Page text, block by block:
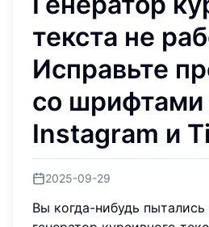
текста не
Исправьте
со шрифтами
Instagram и
2025-09-29
Вы когда-нибудь пытались